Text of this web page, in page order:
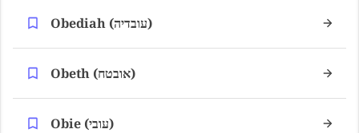
Obediah (עובדיה)
Obeth (אובטח)
Obie (עובי)